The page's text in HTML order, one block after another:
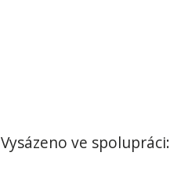
Vysázeno ve spolupráci: